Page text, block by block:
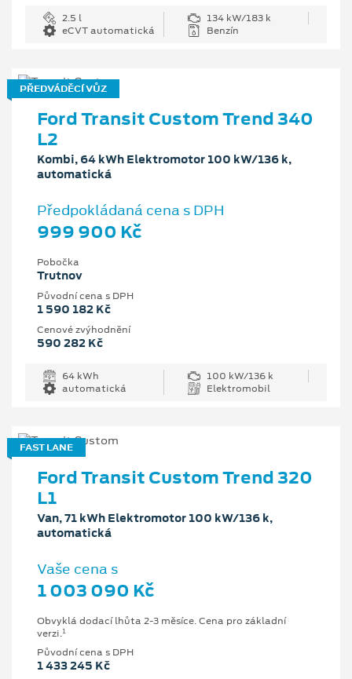
2.5 l
134 kW/183 k
eCVT automatická
Benzín
PŘEDVÁDĚCÍ VŮZ
Ford Transit Custom Trend 340
L2
Kombi, 64 kWh Elektromotor 100 kW/136 k,
automatická
Předpokládaná cena s DPH
999 900 Kč
Pobočka
Trutnov
Původní cena s DPH
1 590 182 Kč
Cenové zvýhodnění
590 282 Kč
64 kWh
100 kW/136 k
automatická
Elektromobil
FAST LANE
Ford Transit Custom Trend 320
L1
Van, 71 kWh Elektromotor 100 kW/136 k,
automatická
Vaše cena s
1 003 090 Kč
Obvyklá dodací lhůta 2-3 měsíce. Cena pro základní
verzi.1
Původní cena s DPH
1 433 245 Kč